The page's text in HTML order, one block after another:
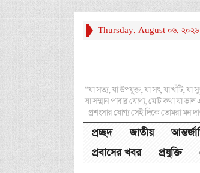
Thursday, August 06, 2026
“যা সত্য, যা উপযুক্ত, যা সৎ, যা খাঁটি, যা
যা সম্মান পাবার যোগ্য, মোট কথা যা ভাল
প্রশংসার যোগ্য সেই দিকে তোমরা মন
প্রচ্ছদ জাতীয়
প্রবাসের খবর
প্রযুক্তি